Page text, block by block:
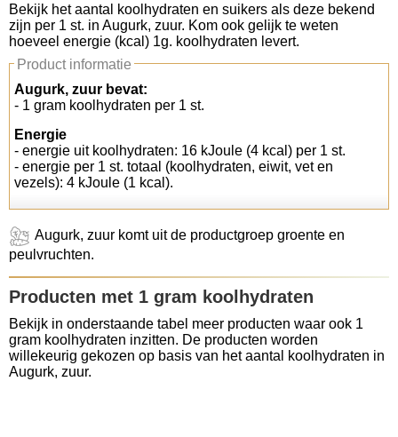
Koolhydraten tellen
Links
Bekijk het aantal koolhydraten en suikers als deze bekend
zijn per 1 st. in Augurk, zuur. Kom ook gelijk te weten
hoeveel energie (kcal) 1g. koolhydraten levert.
Product informatie
Augurk, zuur bevat:
- 1 gram koolhydraten per 1 st.
Energie
- energie uit koolhydraten: 16 kJoule (4 kcal) per 1 st.
- energie per 1 st. totaal (koolhydraten, eiwit, vet en
vezels): 4 kJoule (1 kcal).
Augurk, zuur komt uit de productgroep groente en
peulvruchten.
Producten met 1 gram koolhydraten
Bekijk in onderstaande tabel meer producten waar ook 1
gram koolhydraten inzitten. De producten worden
willekeurig gekozen op basis van het aantal koolhydraten in
Augurk, zuur.